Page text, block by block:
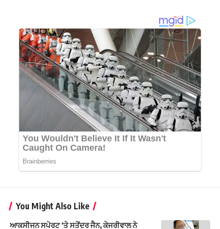
You Might Also Like
ਆਕਸੀਜਨ ਸਪੋਰਟ ‘ਤੇ ਸਤੇਂਦਰ ਜੈਨ, ਕੇਜਰੀਵਾਲ ਨੇ